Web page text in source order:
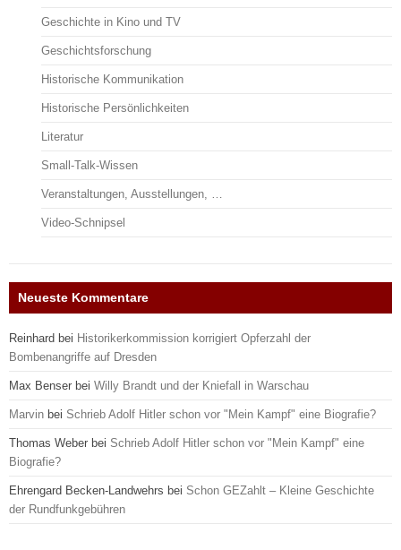
Geschichte in Kino und TV
Geschichtsforschung
Historische Kommunikation
Historische Persönlichkeiten
Literatur
Small-Talk-Wissen
Veranstaltungen, Ausstellungen, …
Video-Schnipsel
Neueste Kommentare
Reinhard bei Historikerkommission korrigiert Opferzahl der
Bombenangriffe auf Dresden
Max Benser bei Willy Brandt und der Kniefall in Warschau
Marvin bei Schrieb Adolf Hitler schon vor "Mein Kampf" eine Biografie?
Thomas Weber bei Schrieb Adolf Hitler schon vor "Mein Kampf" eine
Biografie?
Ehrengard Becken-Landwehrs bei Schon GEZahlt – Kleine Geschichte
der Rundfunkgebühren